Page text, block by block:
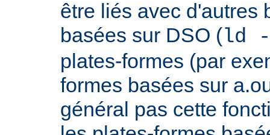
être liés avec d'autres
basées sur DSO (ld
plates-formes (par
formes basées sur
général pas cette